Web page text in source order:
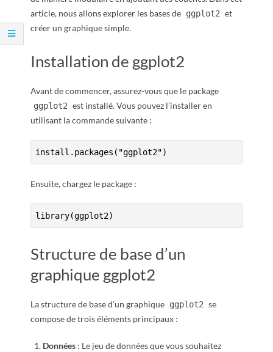
R
article, nous allons explorer les bases de ggplot2 et
créer un graphique simple.
Installation de ggplot2
Avant de commencer, assurez-vous que le package
ggplot2 est installé. Vous pouvez l’installer en
utilisant la commande suivante :
install.packages("ggplot2")
Ensuite, chargez le package :
library(ggplot2)
Structure de base d’un
graphique ggplot2
La structure de base d’un graphique ggplot2 se
compose de trois éléments principaux :
Données : Le jeu de données que vous souhaitez